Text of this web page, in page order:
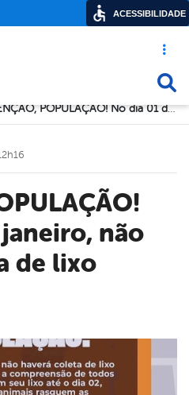
Acesso
ATENÇÃO, POPULAÇÃO! No dia 01 de janeiro, não haverá coleta de lixo domiciliar.
não
de lixo
ACESSIBILIDADE